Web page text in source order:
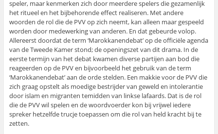
speler, maar kenmerken zich door meerdere spelers die gezamenlijk
het ritueel en het bijbehorende effect realiseren. Met andere
woorden de rol die de PVV op zich neemt, kan alleen maar gespeeld
worden door medewerking van anderen. En dat gebeurde volop.
Allereerst doordat de term ‘Marokkanendebat’ op de officiële agenda
van de Tweede Kamer stond; de openingszet van dit drama. In de
eerste termijn van het debat kwamen diverse partijen aan bod die
reageerden op de PVV en bijvoorbeeld het gebruik van de term
‘Marokkanendebat’ aan de orde stelden. Een makkie voor de PVV die
zich graag opstelt als moedige bestrijder van geweld en intolerantie
door islam en migranten temidden van linkse lafaards. Dat is de rol
die de PVV wil spelen en de woordvoerder kon bij vrijwel iedere
spreker hetzelfde trucje toepassen om die rol van held kracht bij te
zetten.